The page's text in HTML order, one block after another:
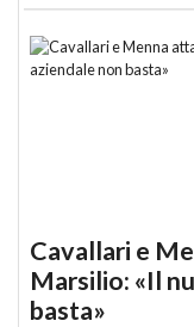
Cavallari e
Marsilio: «Il
basta»